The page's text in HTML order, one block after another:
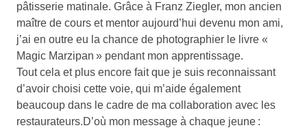
pâtisserie matinale. Grâce à Franz Ziegler, mon ancien
maître de cours et mentor aujourd’hui devenu mon ami,
j’ai en outre eu la chance de photographier le livre «
Magic Marzipan » pendant mon apprentissage.
Tout cela et plus encore fait que je suis reconnaissant
d’avoir choisi cette voie, qui m’aide également
beaucoup dans le cadre de ma collaboration avec les
restaurateurs.D’où mon message à chaque jeune :